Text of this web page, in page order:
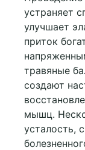
устраняет
улучшает
приток
травяные
создают
мышц.
усталость,